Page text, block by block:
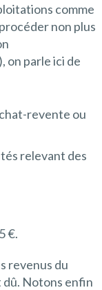
comme
non plus
on parle ici de
revente ou
relevant des
€.
revenus du
Notons enfin